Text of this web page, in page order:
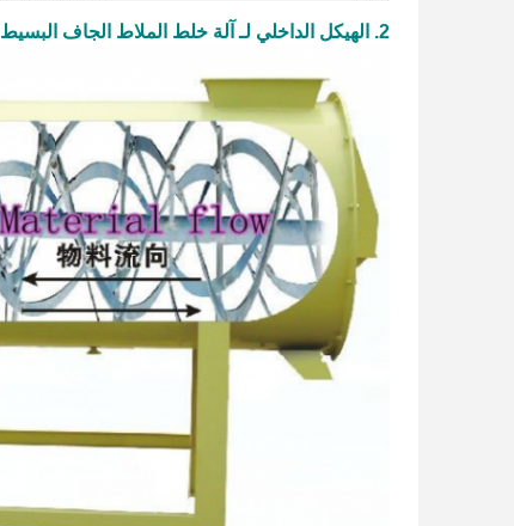
2. الهيكل الداخلي لـ آلة خلط الملاط الجاف البسيط